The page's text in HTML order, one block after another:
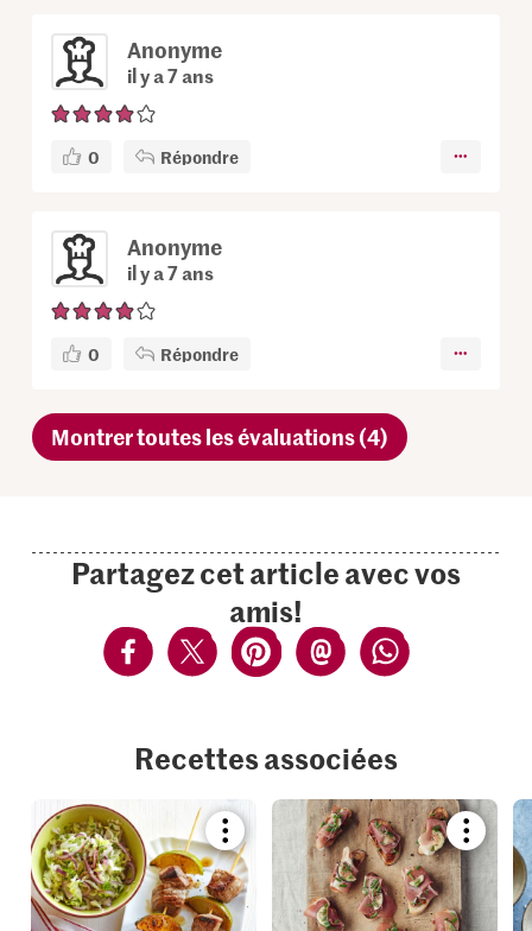
Anonyme
il y a 7 ans
0 Répondre
Anonyme
il y a 7 ans
0 Répondre
Montrer toutes les évaluations (4)
Partagez cet article avec vos
amis!
Recettes associées
Bookmark
recipe
or
add
it
to
recipe
to